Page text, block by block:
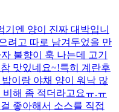
엔 양이 진짜 대박입니
려고 따로 남겨두었을 만
불향이 훅 나는데 고기
맛있네요~!특히 계란후
이랑 야채 양이 워낙 많
해 좀 적더라고요ㅠ.ㅠ
좋아해서 소스를 직접